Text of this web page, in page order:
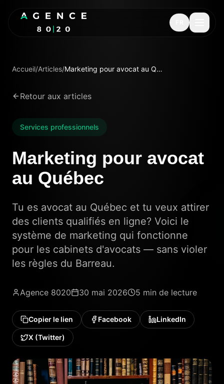
Accueil/Articles/ Marketing pour avocat au Québec
Retour aux articles
Services professionnels
Marketing pour avocat
au Québec
Tu es avocat au Québec et tu veux attirer
des clients qualifiés en ligne? Voici le
système de marketing qui fonctionne
pour les cabinets d'avocats — sans violer
les règles du Barreau.
Agence 8020 30 mai 2026 5 min de lecture
Copier le lien Facebook LinkedIn
X (Twitter)